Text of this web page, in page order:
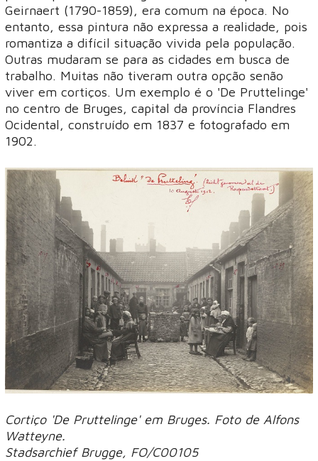
Geirnaert (1790-1859), era comum na época. No
entanto, essa pintura não expressa a realidade, pois
romantiza a difícil situação vivida pela população.
Outras mudaram se para as cidades em busca de
trabalho. Muitas não tiveram outra opção senão
viver em cortiços. Um exemplo é o 'De Pruttelinge'
no centro de Bruges, capital da província Flandres
Ocidental, construído em 1837 e fotografado em
1902.
Cortiço 'De Pruttelinge' em Bruges. Foto de Alfons
Watteyne.
Stadsarchief Brugge, FO/C00105